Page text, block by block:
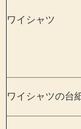
ワイシャツ
ワイシャツの台